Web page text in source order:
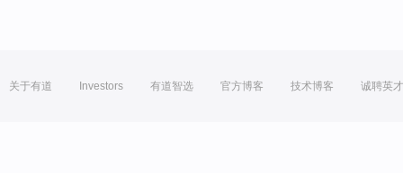
关于有道 Investors 有道智选 官方博客 技术博客 诚聘英才